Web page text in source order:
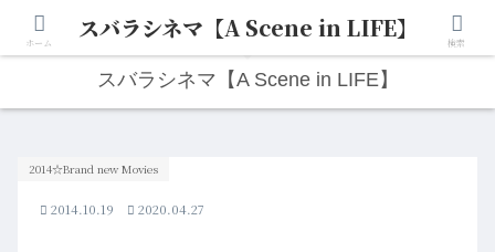
人生は“ひとりごと”から始まる。映画と写真と日々のこと。
スバラシネマ【A Scene in LIFE】
2014☆Brand new Movies
2014.10.19 2020.04.27
ホーム スバラシネマ【A Scene in LIFE】 検索